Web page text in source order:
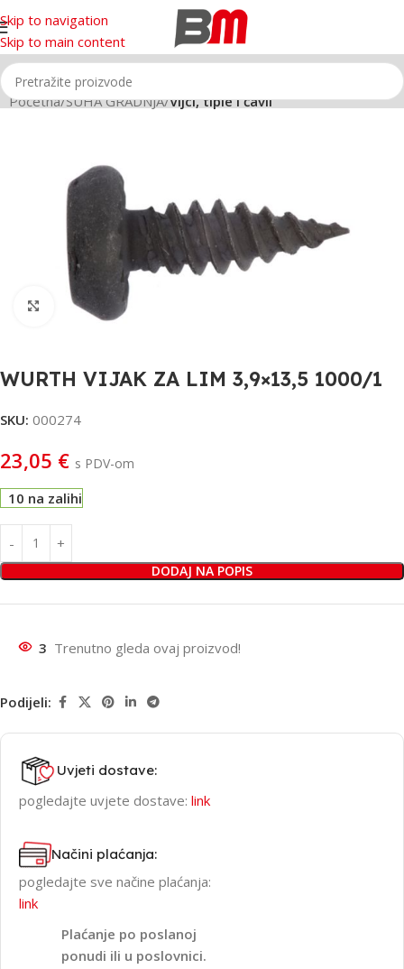
Skip to navigation
Skip to main content
Početna SUHA GRADNJA Vijci, tiple i čavli
Click to enlarge
WURTH VIJAK ZA LIM 3,9×13,5 1000/1
SKU: 000274
23,05 € s PDV-om
10 na zalihi
DODAJ NA POPIS
3 Trenutno gleda ovaj proizvod!
Podijeli:
Uvjeti dostave:
pogledajte uvjete dostave: link
Načini plaćanja:
pogledajte sve načine plaćanja:
link
Plaćanje po poslanoj
ponudi ili u poslovnici.